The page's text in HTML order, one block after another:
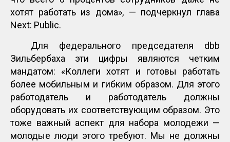
хотят работать из дома», — подчеркнул глава
Next: Public.
Для федерального председателя dbb
Зильбербаха эти цифры являются четким
мандатом: «Коллеги хотят и готовы работать
более мобильным и гибким образом. Для этого
работодатель и работодатель должны
оборудовать их соответствующим образом. Это
тоже важный аспект для набора молодежи —
молодые люди этого требуют. Мы не должны